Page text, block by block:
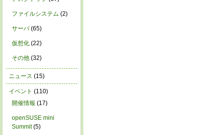
ファイルシステム (2)
サーバ(65)
仮想化 (22)
その他 (32)
ニュース (15)
イベント (110)
開催情報 (17)
openSUSE mini
Summit(5)